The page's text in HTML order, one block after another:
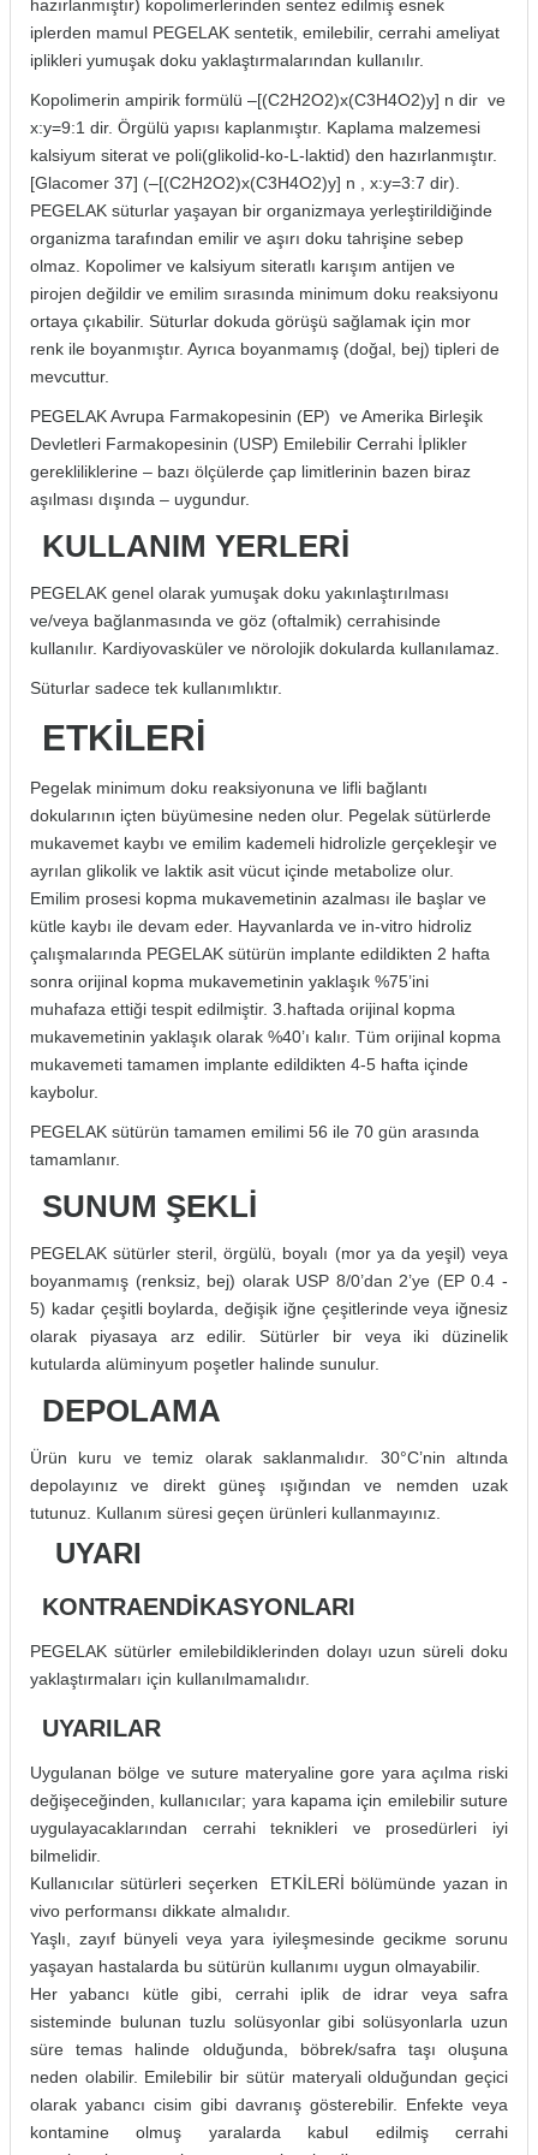
Periodontoloji
hazırlanmıştır) kopolimerlerinden sentez edilmiş esnek
iplerden mamul PEGELAK sentetik, emilebilir, cerrahi ameliyat
iplikleri yumuşak doku yaklaştırmalarından kullanılır.
Kopolimerin ampirik formülü –[(C2H2O2)x(C3H4O2)y] n dir ve
x:y=9:1 dir. Örgülü yapısı kaplanmıştır. Kaplama malzemesi
kalsiyum siterat ve poli(glikolid-ko-L-laktid) den hazırlanmıştır.
[Glacomer 37] (–[(C2H2O2)x(C3H4O2)y] n , x:y=3:7 dir).
PEGELAK süturlar yaşayan bir organizmaya yerleştirildiğinde
organizma tarafından emilir ve aşırı doku tahrişine sebep
olmaz. Kopolimer ve kalsiyum siteratlı karışım antijen ve
pirojen değildir ve emilim sırasında minimum doku reaksiyonu
ortaya çıkabilir. Süturlar dokuda görüşü sağlamak için mor
renk ile boyanmıştır. Ayrıca boyanmamış (doğal, bej) tipleri de
mevcuttur.
PEGELAK Avrupa Farmakopesinin (EP) ve Amerika Birleşik
Devletleri Farmakopesinin (USP) Emilebilir Cerrahi İplikler
gerekliliklerine – bazı ölçülerde çap limitlerinin bazen biraz
aşılması dışında – uygundur.
KULLANIM YERLERİ
PEGELAK genel olarak yumuşak doku yakınlaştırılması
ve/veya bağlanmasında ve göz (oftalmik) cerrahisinde
kullanılır. Kardiyovasküler ve nörolojik dokularda kullanılamaz.
Süturlar sadece tek kullanımlıktır.
ETKİLERİ
Pegelak minimum doku reaksiyonuna ve lifli bağlantı
dokularının içten büyümesine neden olur. Pegelak sütürlerde
mukavemet kaybı ve emilim kademeli hidrolizle gerçekleşir ve
ayrılan glikolik ve laktik asit vücut içinde metabolize olur.
Emilim prosesi kopma mukavemetinin azalması ile başlar ve
kütle kaybı ile devam eder. Hayvanlarda ve in-vitro hidroliz
çalışmalarında PEGELAK sütürün implante edildikten 2 hafta
sonra orijinal kopma mukavemetinin yaklaşık %75’ini
muhafaza ettiği tespit edilmiştir. 3.haftada orijinal kopma
mukavemetinin yaklaşık olarak %40’ı kalır. Tüm orijinal kopma
mukavemeti tamamen implante edildikten 4-5 hafta içinde
kaybolur.
PEGELAK sütürün tamamen emilimi 56 ile 70 gün arasında
tamamlanır.
SUNUM ŞEKLİ
PEGELAK sütürler steril, örgülü, boyalı (mor ya da yeşil) veya
boyanmamış (renksiz, bej) olarak USP 8/0’dan 2’ye (EP 0.4 -
5) kadar çeşitli boylarda, değişik iğne çeşitlerinde veya iğnesiz
olarak piyasaya arz edilir. Sütürler bir veya iki düzinelik
kutularda alüminyum poşetler halinde sunulur.
DEPOLAMA
Ürün kuru ve temiz olarak saklanmalıdır. 30°C’nin altında
depolayınız ve direkt güneş ışığından ve nemden uzak
tutunuz. Kullanım süresi geçen ürünleri kullanmayınız.
UYARI
KONTRAENDİKASYONLARI
PEGELAK sütürler emilebildiklerinden dolayı uzun süreli doku
yaklaştırmaları için kullanılmamalıdır.
UYARILAR
Uygulanan bölge ve suture materyaline gore yara açılma riski
değişeceğinden, kullanıcılar; yara kapama için emilebilir suture
uygulayacaklarından cerrahi teknikleri ve prosedürleri iyi
bilmelidir.
Kullanıcılar sütürleri seçerken ETKİLERİ bölümünde yazan in
vivo performansı dikkate almalıdır.
Yaşlı, zayıf bünyeli veya yara iyileşmesinde gecikme sorunu
yaşayan hastalarda bu sütürün kullanımı uygun olmayabilir.
Her yabancı kütle gibi, cerrahi iplik de idrar veya safra
sisteminde bulunan tuzlu solüsyonlar gibi solüsyonlarla uzun
süre temas halinde olduğunda, böbrek/safra taşı oluşuna
neden olabilir. Emilebilir bir sütür materyali olduğundan geçici
olarak yabancı cisim gibi davranış gösterebilir. Enfekte veya
kontamine olmuş yaralarda kabul edilmiş cerrahi